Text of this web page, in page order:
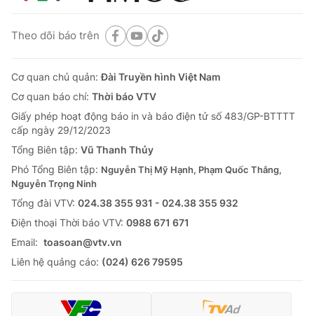
Theo dõi báo trên
Cơ quan chủ quản:Đài Truyền hình Việt Nam
Cơ quan báo chí: Thời báo VTV
Giấy phép hoạt động báo in và báo điện tử số 483/GP-BTTTT
cấp ngày 29/12/2023
Tổng Biên tập: Vũ Thanh Thủy
Phó Tổng Biên tập: Nguyễn Thị Mỹ Hạnh, Phạm Quốc Thắng,
Nguyễn Trọng Ninh
Tổng đài VTV: 024.38 355 931 - 024.38 355 932
Ðiện thoại Thời báo VTV: 0988 671 671
Email: toasoan@vtv.vn
Liên hệ quảng cáo: (024) 626 79595